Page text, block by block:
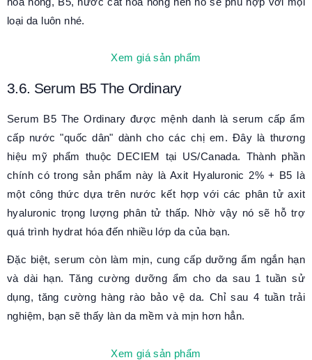
loại da luôn nhé.
Xem giá sản phẩm
3.6. Serum B5 The Ordinary
Serum B5 The Ordinary được mệnh danh là serum cấp ẩm
cấp nước "quốc dân" dành cho các chị em. Đây là thương
hiệu mỹ phẩm thuộc DECIEM tại US/Canada. Thành phần
chính có trong sản phẩm này là Axit Hyaluronic 2% + B5 là
một công thức dựa trên nước kết hợp với các phân tử axit
hyaluronic trọng lượng phân tử thấp. Nhờ vậy nó sẽ hỗ trợ
quá trình hydrat hóa đến nhiều lớp da của bạn.
Đặc biệt, serum còn làm mịn, cung cấp dưỡng ẩm ngắn hạn
và dài hạn. Tăng cường dưỡng ẩm cho da sau 1 tuần sử
dụng, tăng cường hàng rào bảo vệ da. Chỉ sau 4 tuần trải
nghiệm, bạn sẽ thấy làn da mềm và mịn hơn hẳn.
Xem giá sản phẩm